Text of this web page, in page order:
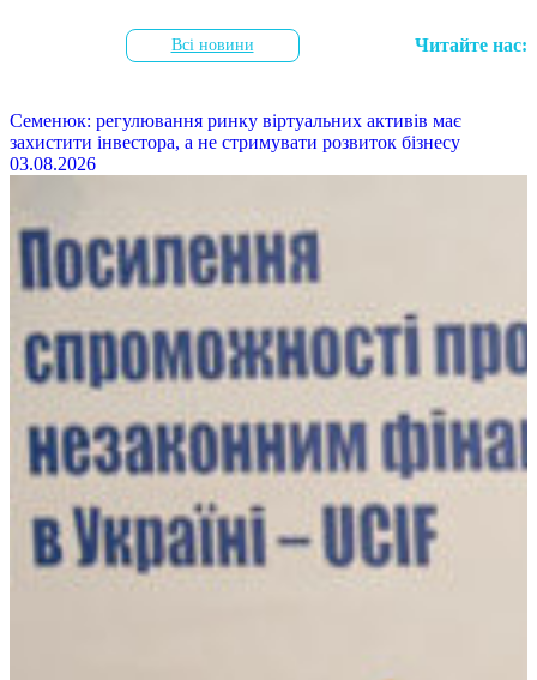
Всі новини Читайте нас:
Семенюк: регулювання ринку віртуальних активів має
захистити інвестора, а не стримувати розвиток бізнесу
03.08.2026